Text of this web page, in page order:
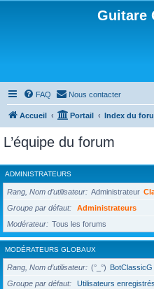
Guitare
FAQ Nous contacter
Accueil Portail Index du
L’équipe du forum
ADMINISTRATEURS
Rang, Nom d’utilisateur Administrateur
Groupe par défaut
Administrateurs
Modérateur
Tous les forums
MODÉRATEURS GLOBAUX
Rang, Nom d’utilisateur (°_°) BotClassicG
Groupe par défaut
Utilisateurs enregistrés